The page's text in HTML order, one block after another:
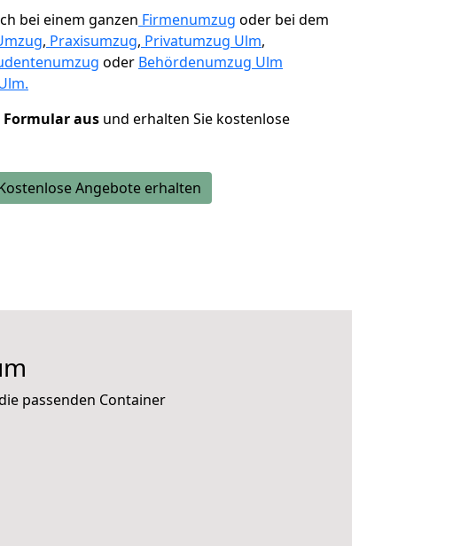
bei einem ganzen Firmenumzug oder bei dem
, Praxisumzug, Privatumzug Ulm,
oder Behördenumzug Ulm
Formular aus und erhalten Sie kostenlose
Angebote erhalten
passenden Container